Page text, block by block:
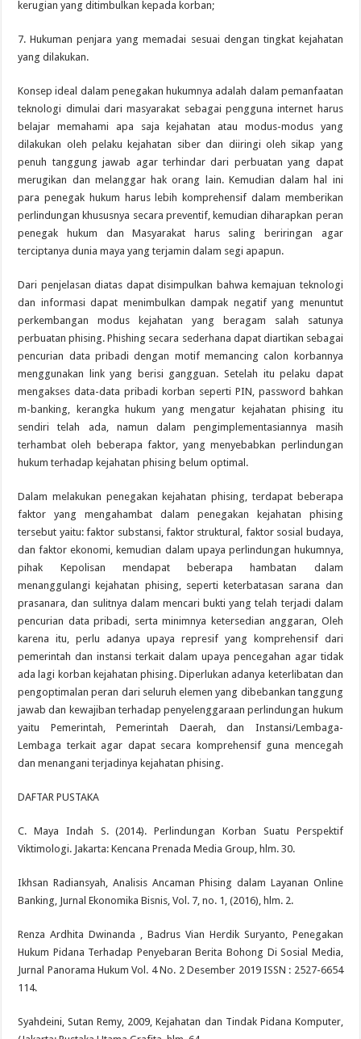
kerugian yang ditimbulkan kepada korban;
7. Hukuman penjara yang memadai sesuai dengan tingkat kejahatan
yang dilakukan.
Konsep ideal dalam penegakan hukumnya adalah dalam pemanfaatan
teknologi dimulai dari masyarakat sebagai pengguna internet harus
belajar memahami apa saja kejahatan atau modus-modus yang
dilakukan oleh pelaku kejahatan siber dan diiringi oleh sikap yang
penuh tanggung jawab agar terhindar dari perbuatan yang dapat
merugikan dan melanggar hak orang lain. Kemudian dalam hal ini
para penegak hukum harus lebih komprehensif dalam memberikan
perlindungan khususnya secara preventif, kemudian diharapkan peran
penegak hukum dan Masyarakat harus saling beriringan agar
terciptanya dunia maya yang terjamin dalam segi apapun.
Dari penjelasan diatas dapat disimpulkan bahwa kemajuan teknologi
dan informasi dapat menimbulkan dampak negatif yang menuntut
perkembangan modus kejahatan yang beragam salah satunya
perbuatan phising. Phishing secara sederhana dapat diartikan sebagai
pencurian data pribadi dengan motif memancing calon korbannya
menggunakan link yang berisi gangguan. Setelah itu pelaku dapat
mengakses data-data pribadi korban seperti PIN, password bahkan
m-banking, kerangka hukum yang mengatur kejahatan phising itu
sendiri telah ada, namun dalam pengimplementasiannya masih
terhambat oleh beberapa faktor, yang menyebabkan perlindungan
hukum terhadap kejahatan phising belum optimal.
Dalam melakukan penegakan kejahatan phising, terdapat beberapa
faktor yang mengahambat dalam penegakan kejahatan phising
tersebut yaitu: faktor substansi, faktor struktural, faktor sosial budaya,
dan faktor ekonomi, kemudian dalam upaya perlindungan hukumnya,
pihak Kepolisan mendapat beberapa hambatan dalam
menanggulangi kejahatan phising, seperti keterbatasan sarana dan
prasanara, dan sulitnya dalam mencari bukti yang telah terjadi dalam
pencurian data pribadi, serta minimnya ketersedian anggaran, Oleh
karena itu, perlu adanya upaya represif yang komprehensif dari
pemerintah dan instansi terkait dalam upaya pencegahan agar tidak
ada lagi korban kejahatan phising. Diperlukan adanya keterlibatan dan
pengoptimalan peran dari seluruh elemen yang dibebankan tanggung
jawab dan kewajiban terhadap penyelenggaraan perlindungan hukum
yaitu Pemerintah, Pemerintah Daerah, dan Instansi/Lembaga-
Lembaga terkait agar dapat secara komprehensif guna mencegah
dan menangani terjadinya kejahatan phising.
DAFTAR PUSTAKA
C. Maya Indah S. (2014). Perlindungan Korban Suatu Perspektif
Viktimologi. Jakarta: Kencana Prenada Media Group, hlm. 30.
Ikhsan Radiansyah, Analisis Ancaman Phising dalam Layanan Online
Banking, Jurnal Ekonomika Bisnis, Vol. 7, no. 1, (2016), hlm. 2.
Renza Ardhita Dwinanda , Badrus Vian Herdik Suryanto, Penegakan
Hukum Pidana Terhadap Penyebaran Berita Bohong Di Sosial Media,
Jurnal Panorama Hukum Vol. 4 No. 2 Desember 2019 ISSN : 2527-6654
114.
Syahdeini, Sutan Remy, 2009, Kejahatan dan Tindak Pidana Komputer,